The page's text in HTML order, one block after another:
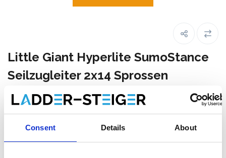
Consent Details About
Little Giant Hyperlite SumoStance
Seilzugleiter 2x14 Sprossen
€1.129,00 Exkl. MwSt
€1.366,09 Inkl. MwSt